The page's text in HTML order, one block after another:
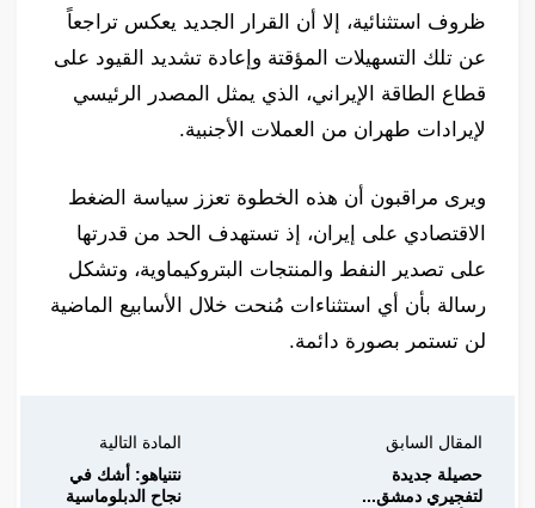
ظروف استثنائية، إلا أن القرار الجديد يعكس تراجعاً
عن تلك التسهيلات المؤقتة وإعادة تشديد القيود على
قطاع الطاقة الإيراني، الذي يمثل المصدر الرئيسي
لإيرادات طهران من العملات الأجنبية.
ويرى مراقبون أن هذه الخطوة تعزز سياسة الضغط
الاقتصادي على إيران، إذ تستهدف الحد من قدرتها
على تصدير النفط والمنتجات البتروكيماوية، وتشكل
رسالة بأن أي استثناءات مُنحت خلال الأسابيع الماضية
لن تستمر بصورة دائمة.
المقال السابق
حصيلة جديدة
لتفجيري دمشق...
المادة التالية
نتنياهو: أشك في
نجاح الدبلوماسية